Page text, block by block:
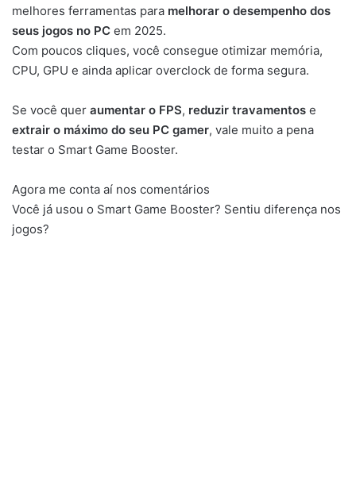
melhores ferramentas para melhorar o desempenho dos
seus jogos no PC em 2025.
Com poucos cliques, você consegue otimizar memória,
CPU, GPU e ainda aplicar overclock de forma segura.
Se você quer aumentar o FPS, reduzir travamentos e
extrair o máximo do seu PC gamer, vale muito a pena
testar o Smart Game Booster.
Agora me conta aí nos comentários
Você já usou o Smart Game Booster? Sentiu diferença nos
jogos?